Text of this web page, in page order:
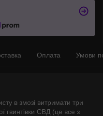
Оплата Умови
в змозі витримати три
гвинтівки СВД (це все з